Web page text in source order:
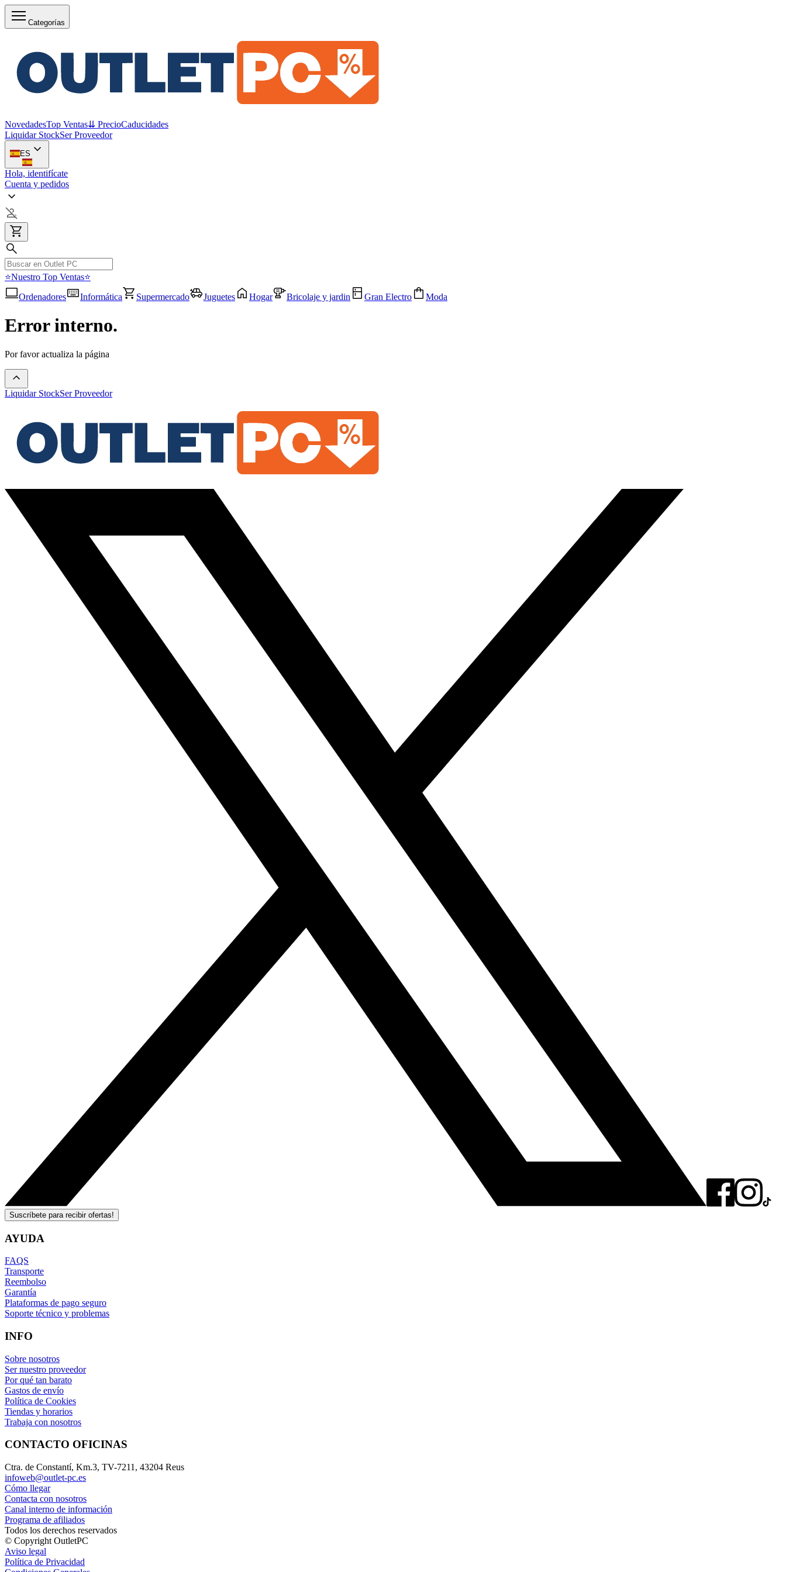
Categorías
NovedadesTop Ventas⇊ PrecioCaducidades
Liquidar StockSer Proveedor
ES
Hola, identifícate
Cuenta y pedidos
⭐Nuestro Top Ventas⭐
Ordenadores
Informática Supermercado Juguetes Hogar Bricolaje y jardin Gran Electro Moda
Error interno.
Por favor actualiza la página
Liquidar StockSer Proveedor
Suscríbete para recibir ofertas!
AYUDA
FAQS
Transporte
Reembolso
Garantía
Plataformas de pago seguro
Soporte técnico y problemas
INFO
Sobre nosotros
Ser nuestro proveedor
Por qué tan barato
Gastos de envío
Política de Cookies
Tiendas y horarios
Trabaja con nosotros
CONTACTO OFICINAS
Ctra. de Constantí, Km.3, TV-7211, 43204 Reus
infoweb@outlet-pc.es
Cómo llegar
Contacta con nosotros
Canal interno de información
Programa de afiliados
Todos los derechos reservados
© Copyright OutletPC
Aviso legal
Política de Privacidad